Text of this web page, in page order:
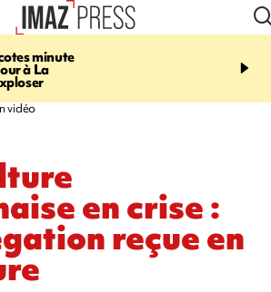
minute
à La
15:45
dix établissements ont
vidéo
en crise :
reçue en